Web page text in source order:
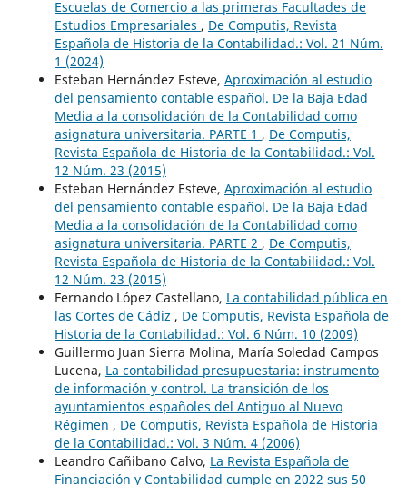
Escuelas de Comercio a las primeras Facultades de
Estudios Empresariales , De Computis, Revista
Española de Historia de la Contabilidad.: Vol. 21 Núm.
1 (2024)
Esteban Hernández Esteve, Aproximación al estudio
del pensamiento contable español. De la Baja Edad
Media a la consolidación de la Contabilidad como
asignatura universitaria. PARTE 1 , De Computis,
Revista Española de Historia de la Contabilidad.: Vol.
12 Núm. 23 (2015)
Esteban Hernández Esteve, Aproximación al estudio
del pensamiento contable español. De la Baja Edad
Media a la consolidación de la Contabilidad como
asignatura universitaria. PARTE 2 , De Computis,
Revista Española de Historia de la Contabilidad.: Vol.
12 Núm. 23 (2015)
Fernando López Castellano, La contabilidad pública en
las Cortes de Cádiz , De Computis, Revista Española de
Historia de la Contabilidad.: Vol. 6 Núm. 10 (2009)
Guillermo Juan Sierra Molina, María Soledad Campos
Lucena, La contabilidad presupuestaria: instrumento
de información y control. La transición de los
ayuntamientos españoles del Antiguo al Nuevo
Régimen , De Computis, Revista Española de Historia
de la Contabilidad.: Vol. 3 Núm. 4 (2006)
Leandro Cañibano Calvo, La Revista Española de
Financiación y Contabilidad cumple en 2022 sus 50